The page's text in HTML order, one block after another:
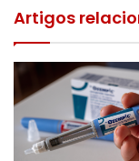
tarde
Você evitará a
corporal. Durante
precisa fazer
funcionando e
Artigos